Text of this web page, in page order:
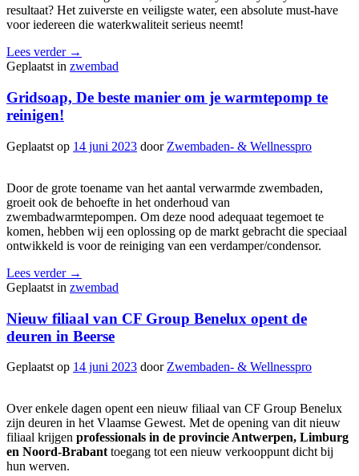
resultaat? Het zuiverste en veiligste water, een absolute must-have
voor iedereen die waterkwaliteit serieus neemt!
Lees verder →
Geplaatst in zwembad
Gridsoap, De beste manier om je warmtepomp te
reinigen!
Geplaatst op 14 juni 2023 door Zwembaden- & Wellnesspro
Door de grote toename van het aantal verwarmde zwembaden,
groeit ook de behoefte in het onderhoud van
zwembadwarmtepompen. Om deze nood adequaat tegemoet te
komen, hebben wij een oplossing op de markt gebracht die speciaal
ontwikkeld is voor de reiniging van een verdamper/condensor.
Lees verder →
Geplaatst in zwembad
Nieuw filiaal van CF Group Benelux opent de
deuren in Beerse
Geplaatst op 14 juni 2023 door Zwembaden- & Wellnesspro
Over enkele dagen opent een nieuw filiaal van CF Group Benelux
zijn deuren in het Vlaamse Gewest. Met de opening van dit nieuw
filiaal krijgen professionals in de provincie Antwerpen, Limburg
en Noord-Brabant toegang tot een nieuw verkooppunt dicht bij
hun werven.